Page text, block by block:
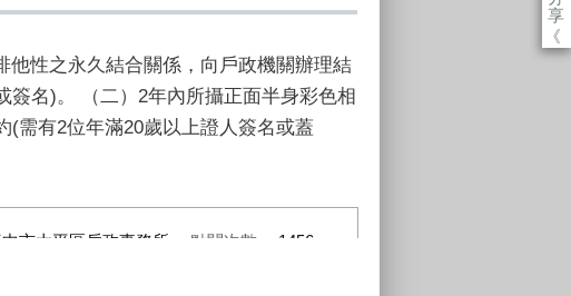
享
《
他性之永久結合關係，向戶政機關辦理結
名)。 （二）2年內所攝正面半身彩色相
(需有2位年滿20歲以上證人簽名或蓋
中市太平區戶政事務所 點閱次數： 1456